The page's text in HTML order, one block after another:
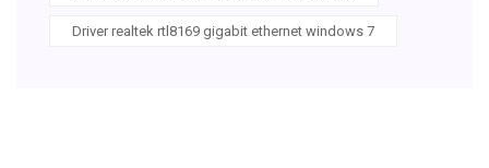
Driver realtek rtl8169 gigabit ethernet windows 7